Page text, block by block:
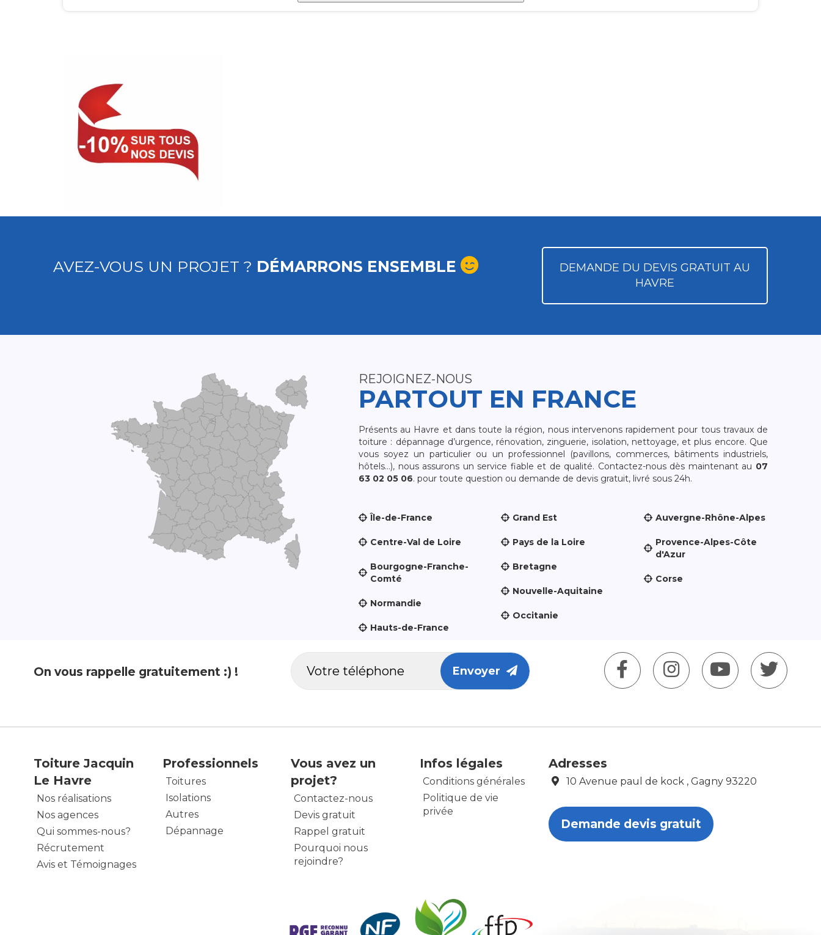
AVEZ-VOUS UN PROJET ? DÉMARRONS ENSEMBLE
DEMANDE DU DEVIS GRATUIT AU
HAVRE
REJOIGNEZ-NOUS
PARTOUT EN FRANCE
Présents au Havre et dans toute la région, nous intervenons rapidement pour tous travaux de
toiture : dépannage d’urgence, rénovation, zinguerie, isolation, nettoyage, et plus encore. Que
vous soyez un particulier ou un professionnel (pavillons, commerces, bâtiments industriels,
hôtels…), nous assurons un service fiable et de qualité. Contactez-nous dès maintenant au 07
63 02 05 06. pour toute question ou demande de devis gratuit, livré sous 24h.
Île-de-France
Centre-Val de Loire
Bourgogne-Franche-
Comté
Normandie
Hauts-de-France
Grand Est
Pays de la Loire
Bretagne
Nouvelle-Aquitaine
Occitanie
Auvergne-Rhône-Alpes
Provence-Alpes-Côte
d'Azur
Corse
On vous rappelle gratuitement :) ! Envoyer
Toiture Jacquin
Le Havre
Nos réalisations
Nos agences
Qui sommes-nous?
Récrutement
Avis et Témoignages
Professionnels
Toitures
Isolations
Autres
Dépannage
Vous avez un
projet?
Contactez-nous
Devis gratuit
Rappel gratuit
Pourquoi nous
rejoindre?
Infos légales
Conditions générales
Politique de vie
privée
Adresses
10 Avenue paul de kock , Gagny 93220
Demande devis gratuit